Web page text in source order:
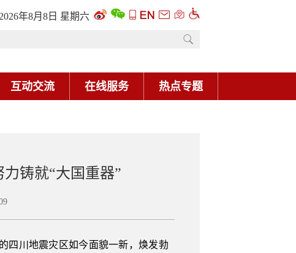
2026年8月8日 星期六
互动交流 在线服务 热点专题
铸就“大国重器”
四川地震灾区如今面貌一新，焕发勃